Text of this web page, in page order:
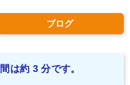
ブログ
は約 3 分です。